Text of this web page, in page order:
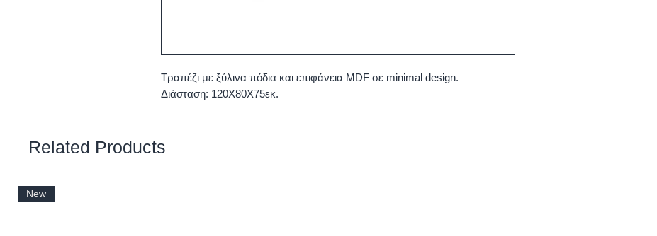
Τραπέζι με ξύλινα πόδια και επιφάνεια MDF σε minimal design.
Διάσταση: 120Χ80Χ75εκ.
Related Products
New